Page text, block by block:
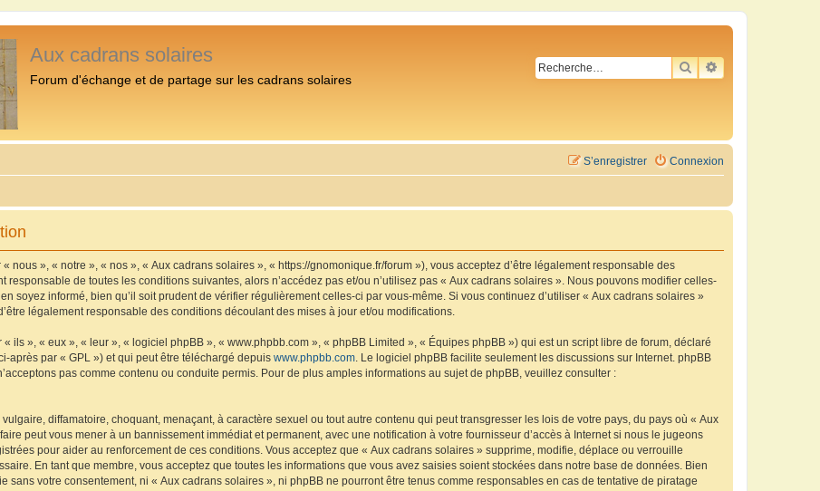
Aux cadrans solaires
Forum d'échange et de partage sur les cadrans solaires
RECHERCHER
RECHERCHE
Connexion
S’enregistrer
nous », « notre », « nos », « Aux cadrans solaires », « https://gnomonique.fr/forum »), vous acceptez d’être légalement responsable des
responsable de toutes les conditions suivantes, alors n’accédez pas et/ou n’utilisez pas « Aux cadrans solaires ». Nous pouvons modifier celles-
soyez informé, bien qu’il soit prudent de vérifier régulièrement celles-ci par vous-même. Si vous continuez d’utiliser « Aux cadrans solaires »
légalement responsable des conditions découlant des mises à jour et/ou modifications.
ils », « eux », « leur », « logiciel phpBB », « www.phpbb.com », « phpBB Limited », « Équipes phpBB ») qui est un script libre de forum, déclaré
après par « GPL ») et qui peut être téléchargé depuis www.phpbb.com. Le logiciel phpBB facilite seulement les discussions sur Internet. phpBB
pas comme contenu ou conduite permis. Pour de plus amples informations au sujet de phpBB, veuillez consulter :
diffamatoire, choquant, menaçant, à caractère sexuel ou tout autre contenu qui peut transgresser les lois de votre pays, du pays où « Aux
peut vous mener à un bannissement immédiat et permanent, avec une notification à votre fournisseur d’accès à Internet si nous le jugeons
pour aider au renforcement de ces conditions. Vous acceptez que « Aux cadrans solaires » supprime, modifie, déplace ou verrouille
En tant que membre, vous acceptez que toutes les informations que vous avez saisies soient stockées dans notre base de données. Bien
sans votre consentement, ni « Aux cadrans solaires », ni phpBB ne pourront être tenus comme responsables en cas de tentative de piratage